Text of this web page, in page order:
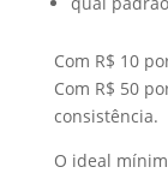
Com R$ 10
Com R$ 50
consistência.
O ideal